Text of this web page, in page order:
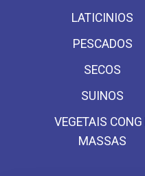
LATICINIOS
PESCADOS
SECOS
SUINOS
VEGETAIS CONG
MASSAS